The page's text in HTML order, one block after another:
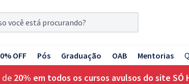
OFF Pós Graduação OAB Mentorias
de 20% em todos os cursos avulsos do site SÓ